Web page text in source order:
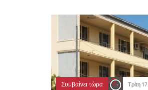
Συμβαίνει τώρα Τρίτη